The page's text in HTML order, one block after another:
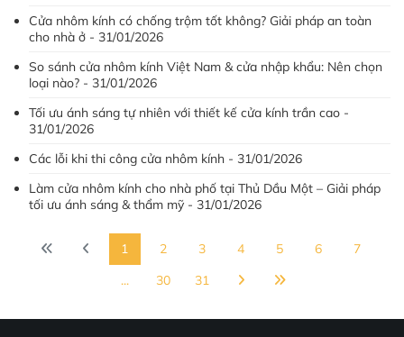
Cửa nhôm kính có chống trộm tốt không? Giải pháp an toàn
cho nhà ở - 31/01/2026
So sánh cửa nhôm kính Việt Nam & cửa nhập khẩu: Nên chọn
loại nào? - 31/01/2026
Tối ưu ánh sáng tự nhiên với thiết kế cửa kính trần cao -
31/01/2026
Các lỗi khi thi công cửa nhôm kính - 31/01/2026
Làm cửa nhôm kính cho nhà phố tại Thủ Dầu Một – Giải pháp
tối ưu ánh sáng & thẩm mỹ - 31/01/2026
1 2 3 4 5 6
7
...
30 31